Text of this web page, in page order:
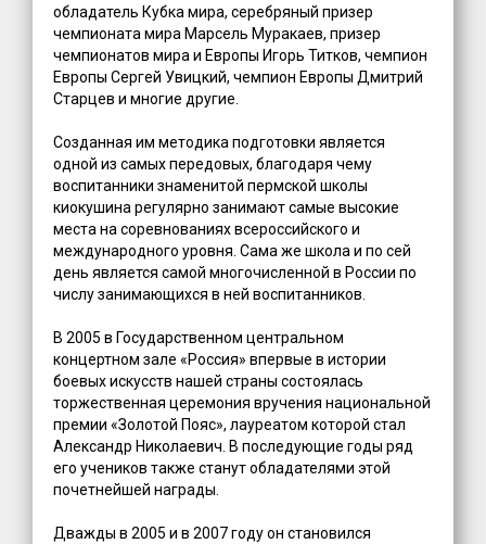
обладатель Кубка мира, серебряный призер
чемпионата мира Марсель Муракаев, призер
чемпионатов мира и Европы Игорь Титков, чемпион
Европы Сергей Увицкий, чемпион Европы Дмитрий
Старцев и многие другие.
Созданная им методика подготовки является
одной из самых передовых, благодаря чему
воспитанники знаменитой пермской школы
киокушина регулярно занимают самые высокие
места на соревнованиях всероссийского и
международного уровня. Сама же школа и по сей
день является самой многочисленной в России по
числу занимающихся в ней воспитанников.
В 2005 в Государственном центральном
концертном зале «Россия» впервые в истории
боевых искусств нашей страны состоялась
торжественная церемония вручения национальной
премии «Золотой Пояс», лауреатом которой стал
Александр Николаевич. В последующие годы ряд
его учеников также станут обладателями этой
почетнейшей награды.
Дважды в 2005 и в 2007 году он становился